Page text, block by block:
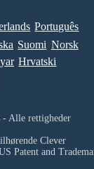
Português
Suomi Norsk
Hrvatski
Alle rettigheder
Clever
Patent and